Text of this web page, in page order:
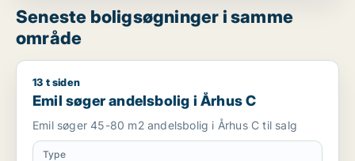
Seneste boligsøgninger i samme
område
Emil søger andelsbolig i Århus C
13 t siden
Emil søger andelsbolig i Århus C
Emil søger 45-80 m2 andelsbolig i Århus C til salg
Type